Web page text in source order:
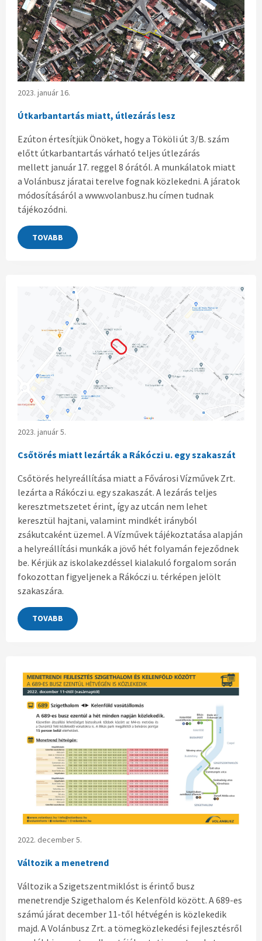
2023. január 16.
Útkarbantartás miatt, útlezárás lesz
Ezúton értesítjük Önöket, hogy a Tököli út 3/B. szám
előtt útkarbantartás várható teljes útlezárás
mellett január 17. reggel 8 órától. A munkálatok miatt
a Volánbusz járatai terelve fognak közlekedni. A járatok
módosításáról a www.volanbusz.hu címen tudnak
tájékozódni.
TOVABB
2023. január 5.
Csőtörés miatt lezárták a Rákóczi u. egy szakaszát
Csőtörés helyreállítása miatt a Fővárosi Vízművek Zrt.
lezárta a Rákóczi u. egy szakaszát. A lezárás teljes
keresztmetszetet érint, így az utcán nem lehet
keresztül hajtani, valamint mindkét irányból
zsákutcaként üzemel. A Vízművek tájékoztatása alapján
a helyreállítási munkák a jövő hét folyamán fejeződnek
be. Kérjük az iskolakezdéssel kialakuló forgalom során
fokozottan figyeljenek a Rákóczi u. térképen jelölt
szakaszára.
TOVABB
2022. december 5.
Változik a menetrend
Változik a Szigetszentmiklóst is érintő busz
menetrendje Szigethalom és Kelenföld között. A 689-es
számú járat december 11-től hétvégén is közlekedik
majd. A Volánbusz Zrt. a tömegközlekedési fejlesztésről